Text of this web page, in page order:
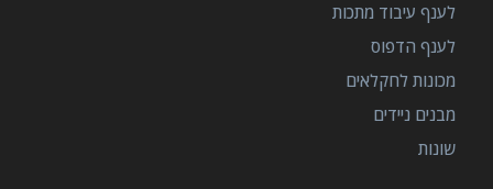
לענף עיבוד מתכות
לענף הדפוס
מכונות לחקלאים
מבנים ניידים
שונות